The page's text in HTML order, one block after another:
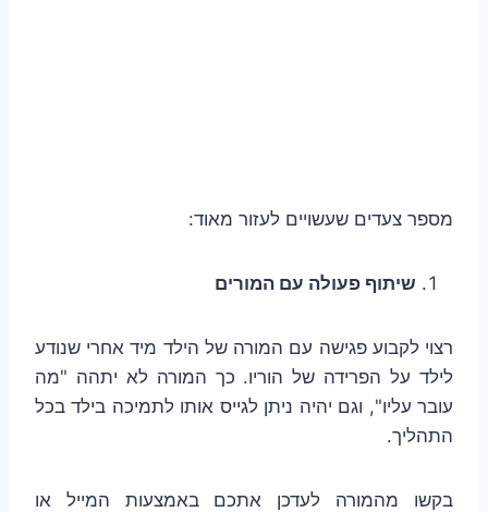
מספר צעדים שעשויים לעזור מאוד:
שיתוף פעולה עם המורים
רצוי לקבוע פגישה עם המורה של הילד מיד אחרי שנודע
לילד על הפרידה של הוריו. כך המורה לא יתהה "מה
עובר עליו", וגם יהיה ניתן לגייס אותו לתמיכה בילד בכל
התהליך.
בקשו מהמורה לעדכן אתכם באמצעות המייל או